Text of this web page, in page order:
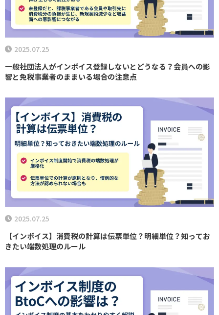
一般社団法人がインボイス登録しないとどうなる？会員への影
響と免税事業者のままいる場合の注意点
2025.07.25
【インボイス】消費税の計算は伝票単位？明細単位？知ってお
きたい端数処理のルール
2025.07.25